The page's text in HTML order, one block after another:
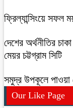
ফ্রিল্যান্সিংয়ে সফল
দেশের অর্থনীতির
মেয়র চট্টগ্রাম সিটি
সমুদ্র উপকূলে পাওয়া
Our Like Page